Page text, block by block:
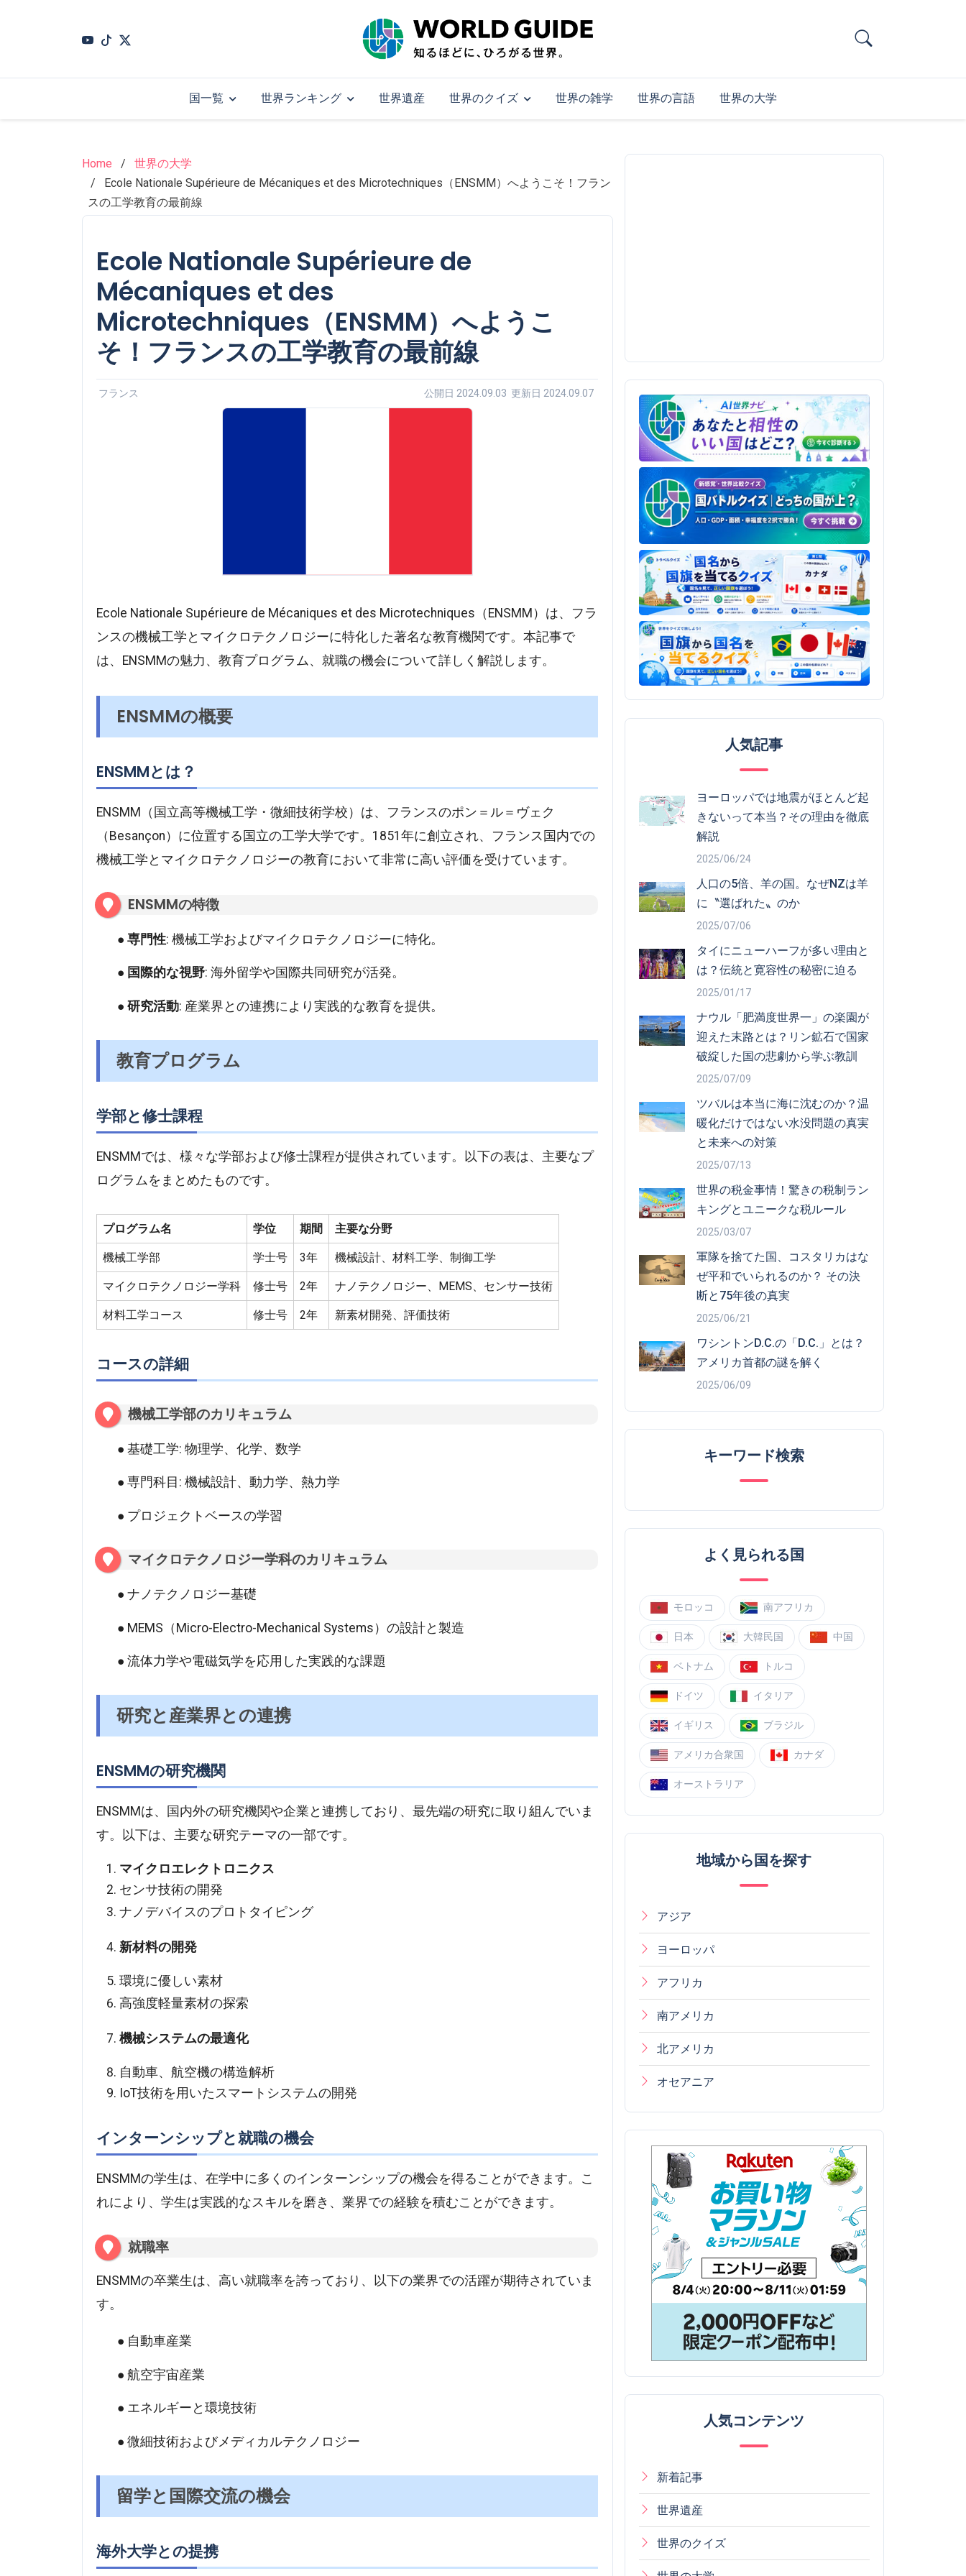
国一覧 世界ランキング 世界遺産 世界のクイズ 世界の雑学 世界の言語 世界の大学
Home
世界の大学
Ecole Nationale Supérieure de Mécaniques et des Microtechniques（ENSMM）へようこそ！フラン
スの工学教育の最前線
Ecole Nationale Supérieure de
Mécaniques et des
Microtechniques（ENSMM）へようこ
そ！フランスの工学教育の最前線
フランス 公開日 2024.09.03 更新日 2024.09.07
Ecole Nationale Supérieure de Mécaniques et des Microtechniques（ENSMM）は、フラ
ンスの機械工学とマイクロテクノロジーに特化した著名な教育機関です。本記事で
は、ENSMMの魅力、教育プログラム、就職の機会について詳しく解説します。
ENSMMの概要
ENSMMとは？
ENSMM（国立高等機械工学・微細技術学校）は、フランスのポン＝ル＝ヴェク
（Besançon）に位置する国立の工学大学です。1851年に創立され、フランス国内での
機械工学とマイクロテクノロジーの教育において非常に高い評価を受けています。
ENSMMの特徴
専門性: 機械工学およびマイクロテクノロジーに特化。
国際的な視野: 海外留学や国際共同研究が活発。
研究活動: 産業界との連携により実践的な教育を提供。
教育プログラム
学部と修士課程
ENSMMでは、様々な学部および修士課程が提供されています。以下の表は、主要なプ
ログラムをまとめたものです。
プログラム名 学位 期間 主要な分野
機械工学部 学士号 3年 機械設計、材料工学、制御工学
マイクロテクノロジー学科 修士号 2年 ナノテクノロジー、MEMS、センサー技術
材料工学コース 修士号 2年 新素材開発、評価技術
コースの詳細
機械工学部のカリキュラム
基礎工学: 物理学、化学、数学
専門科目: 機械設計、動力学、熱力学
プロジェクトベースの学習
マイクロテクノロジー学科のカリキュラム
ナノテクノロジー基礎
MEMS（Micro-Electro-Mechanical Systems）の設計と製造
流体力学や電磁気学を応用した実践的な課題
研究と産業界との連携
ENSMMの研究機関
ENSMMは、国内外の研究機関や企業と連携しており、最先端の研究に取り組んでいま
す。以下は、主要な研究テーマの一部です。
マイクロエレクトロニクス
センサ技術の開発
ナノデバイスのプロトタイピング
新材料の開発
環境に優しい素材
高強度軽量素材の探索
機械システムの最適化
自動車、航空機の構造解析
IoT技術を用いたスマートシステムの開発
インターンシップと就職の機会
ENSMMの学生は、在学中に多くのインターンシップの機会を得ることができます。こ
れにより、学生は実践的なスキルを磨き、業界での経験を積むことができます。
就職率
ENSMMの卒業生は、高い就職率を誇っており、以下の業界での活躍が期待されていま
す。
自動車産業
航空宇宙産業
エネルギーと環境技術
微細技術およびメディカルテクノロジー
留学と国際交流の機会
海外大学との提携
人気記事
ヨーロッパでは地震がほとんど起
きないって本当？その理由を徹底
解説
2025/06/24
人口の5倍、羊の国。なぜNZは羊
に〝選ばれた〟のか
2025/07/06
タイにニューハーフが多い理由と
は？伝統と寛容性の秘密に迫る
2025/01/17
ナウル「肥満度世界一」の楽園が
迎えた末路とは？リン鉱石で国家
破綻した国の悲劇から学ぶ教訓
2025/07/09
ツバルは本当に海に沈むのか？温
暖化だけではない水没問題の真実
と未来への対策
2025/07/13
世界の税金事情！驚きの税制ラン
キングとユニークな税ルール
2025/03/07
軍隊を捨てた国、コスタリカはな
ぜ平和でいられるのか？ その決
断と75年後の真実
2025/06/21
ワシントンD.C.の「D.C.」とは？
アメリカ首都の謎を解く
2025/06/09
キーワード検索
よく見られる国
モロッコ 南アフリカ
日本 大韓民国 中国
ベトナム トルコ
ドイツ イタリア
イギリス ブラジル
アメリカ合衆国 カナダ
オーストラリア
地域から国を探す
アジア
ヨーロッパ
アフリカ
南アメリカ
北アメリカ
オセアニア
人気コンテンツ
新着記事
世界遺産
世界のクイズ